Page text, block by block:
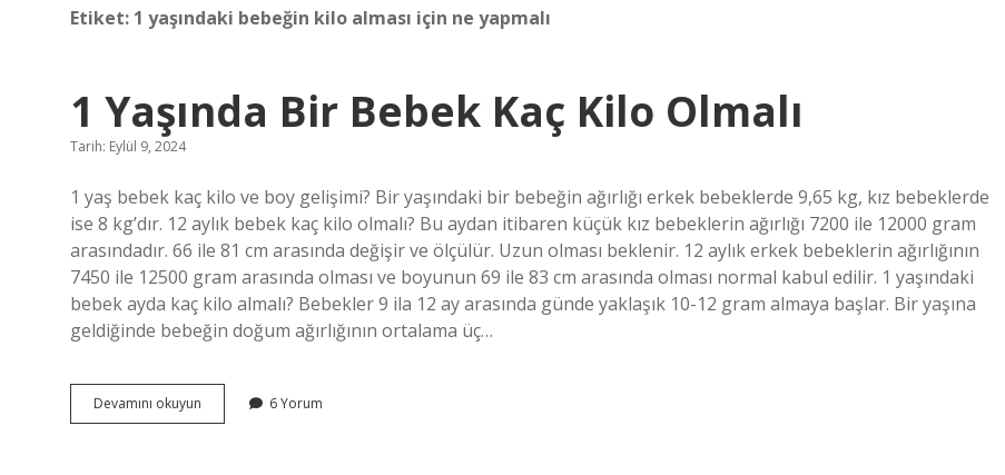
Etiket: 1 yaşındaki bebeğin kilo alması için ne yapmalı
1 Yaşında Bir Bebek Kaç Kilo Olmalı
Tarih: Eylül 9, 2024
1 yaş bebek kaç kilo ve boy gelişimi? Bir yaşındaki bir bebeğin ağırlığı erkek bebeklerde 9,65 kg, kız bebeklerde
ise 8 kg’dır. 12 aylık bebek kaç kilo olmalı? Bu aydan itibaren küçük kız bebeklerin ağırlığı 7200 ile 12000 gram
arasındadır. 66 ile 81 cm arasında değişir ve ölçülür. Uzun olması beklenir. 12 aylık erkek bebeklerin ağırlığının
7450 ile 12500 gram arasında olması ve boyunun 69 ile 83 cm arasında olması normal kabul edilir. 1 yaşındaki
bebek ayda kaç kilo almalı? Bebekler 9 ila 12 ay arasında günde yaklaşık 10-12 gram almaya başlar. Bir yaşına
geldiğinde bebeğin doğum ağırlığının ortalama üç…
Devamını okuyun
Yaşında
6 Yorum